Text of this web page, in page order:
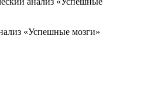
«Успешные мозги»